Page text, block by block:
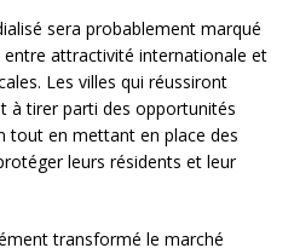
sera probablement marqué
entre attractivité internationale et
Les villes qui réussiront
à tirer parti des opportunités
tout en mettant en place des
leurs résidents et leur
transformé le marché